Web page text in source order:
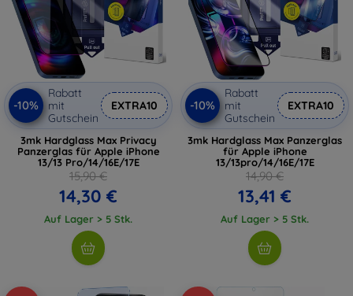
-10%
Rabatt
mit
Gutschein
EXTRA10
3mk Hardglass Max Privacy
Panzerglas für Apple iPhone
13/13 Pro/14/16E/17E
15,90 €
14,30 €
Auf Lager > 5 Stk.
-10%
Rabatt
mit
Gutschein
EXTRA10
3mk Hardglass Max Panzerglas
für Apple iPhone
13/13pro/14/16E/17E
14,90 €
13,41 €
Auf Lager > 5 Stk.